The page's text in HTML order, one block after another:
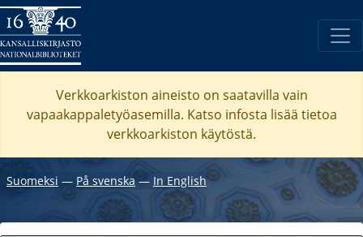
Verkkoarkiston aineisto on saatavilla vain
vapaakappaletyöasemilla. Katso infosta lisää tietoa
verkkoarkiston käytöstä.
Suomeksi ― På svenska― In English